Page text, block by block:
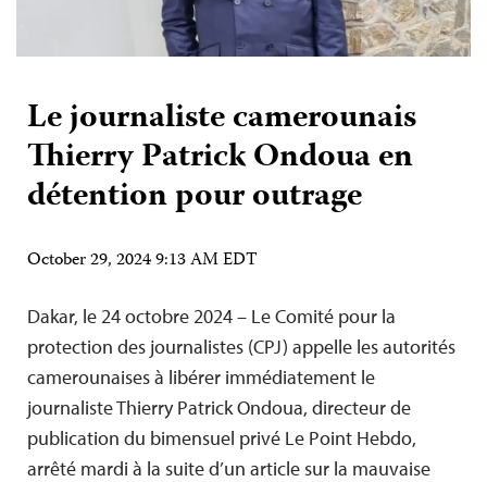
Le journaliste camerounais
Thierry Patrick Ondoua en
détention pour outrage
October 29, 2024 9:13 AM EDT
Dakar, le 24 octobre 2024 – Le Comité pour la
protection des journalistes (CPJ) appelle les autorités
camerounaises à libérer immédiatement le
journaliste Thierry Patrick Ondoua, directeur de
publication du bimensuel privé Le Point Hebdo,
arrêté mardi à la suite d’un article sur la mauvaise